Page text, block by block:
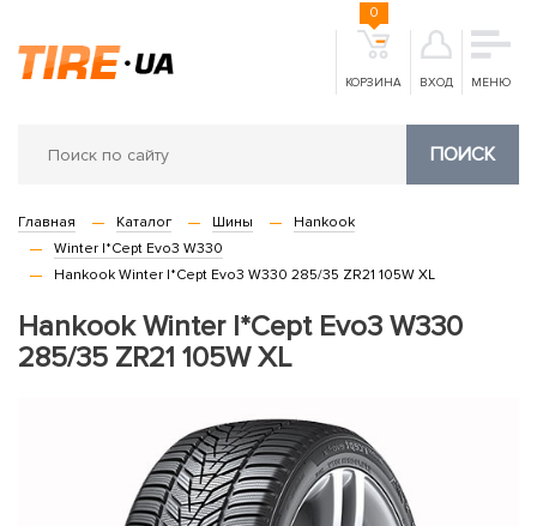
КОРЗИНА
0
ВХОД МЕНЮ
ПОИСК
Главная Каталог Шины
Hankook
Winter I*Cept Evo3 W330
Hankook Winter I*Cept Evo3 W330 285/35 ZR21 105W XL
Hankook Winter I*Cept Evo3 W330
285/35 ZR21 105W XL